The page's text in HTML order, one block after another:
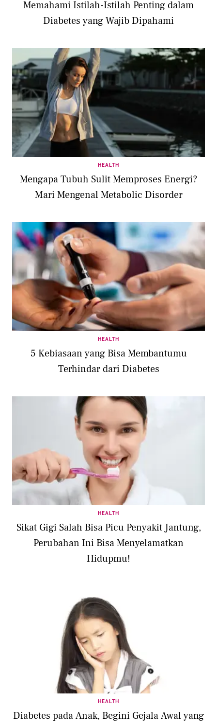
Memahami Istilah-Istilah Penting dalam
Diabetes yang Wajib Dipahami
HEALTH
Mengapa Tubuh Sulit Memproses Energi?
Mari Mengenal Metabolic Disorder
HEALTH
5 Kebiasaan yang Bisa Membantumu
Terhindar dari Diabetes
HEALTH
Sikat Gigi Salah Bisa Picu Penyakit Jantung,
Perubahan Ini Bisa Menyelamatkan
Hidupmu!
HEALTH
Diabetes pada Anak, Begini Gejala Awal yang